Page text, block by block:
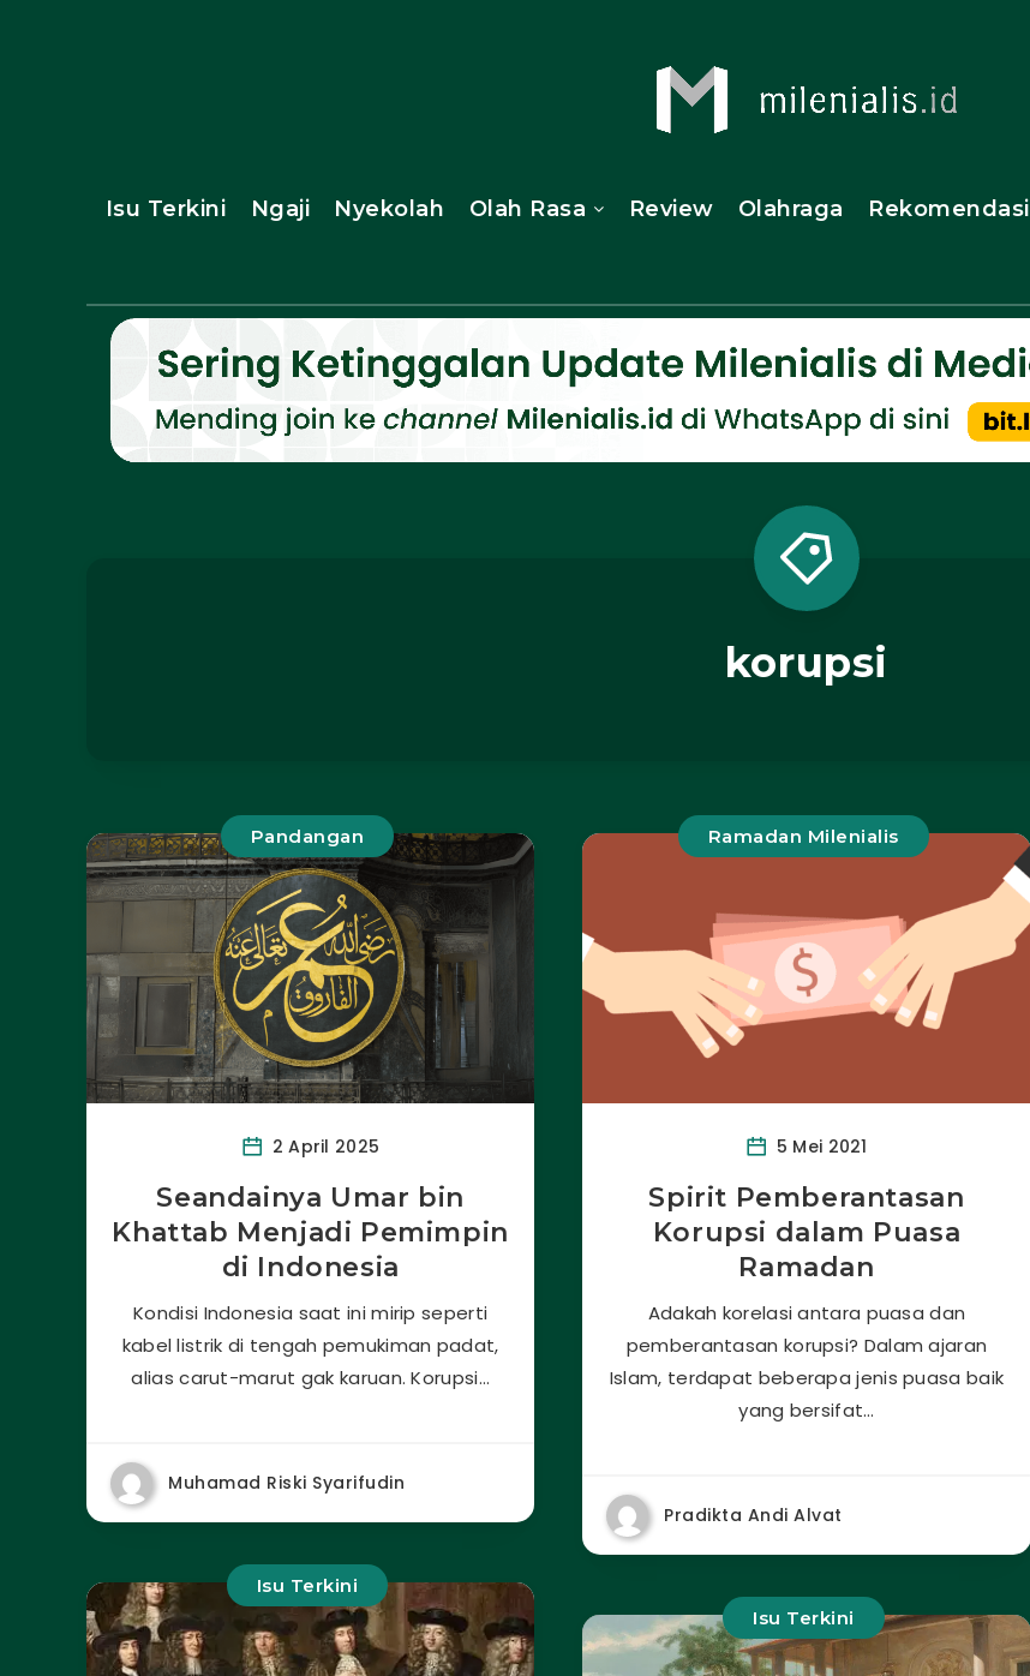
Isu Terkini Ngaji Nyekolah Olah Rasa Review Olahraga Rekomendasi
korupsi
Pandangan
2 April 2025
Seandainya Umar bin
Khattab Menjadi Pemimpin
di Indonesia
Kondisi Indonesia saat ini mirip seperti
kabel listrik di tengah pemukiman padat,
alias carut-marut gak karuan. Korupsi…
Muhamad Riski Syarifudin
Ramadan Milenialis
5 Mei 2021
Spirit Pemberantasan
Korupsi dalam Puasa
Ramadan
Adakah korelasi antara puasa dan
pemberantasan korupsi? Dalam ajaran
Islam, terdapat beberapa jenis puasa baik
yang bersifat…
Pradikta Andi Alvat
Isu Terkini
Isu Terkini